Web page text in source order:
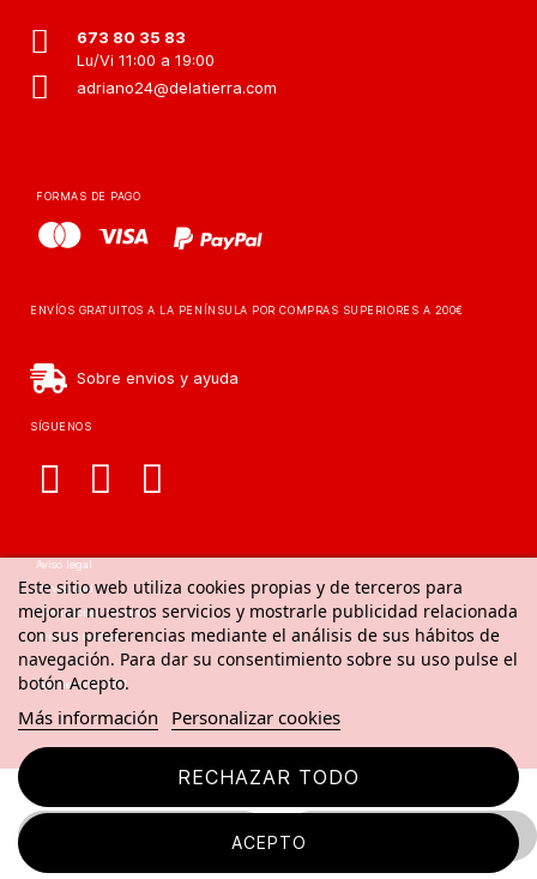
Este sitio web utiliza cookies propias y de terceros para
mejorar nuestros servicios y mostrarle publicidad relacionada
con sus preferencias mediante el análisis de sus hábitos de
navegación. Para dar su consentimiento sobre su uso pulse el
botón Acepto.
Más información Personalizar cookies
RECHAZAR TODO
ACEPTO
673 80 35 83
Lu/Vi 11:00 a 19:00
adriano24@delatierra.com
FORMAS DE PAGO
ENVÍOS GRATUITOS A LA PENÍNSULA POR COMPRAS SUPERIORES A 200€
Sobre envios y ayuda
SÍGUENOS
Aviso legal
Privacidad
Condiciones de venta
Aviso de cookies
Delatierra© 2021